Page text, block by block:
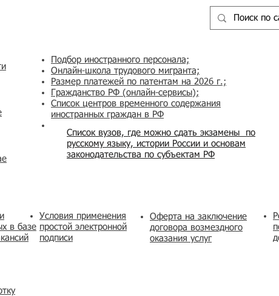
в базе
Список вузов, где можно сдать экзамены по
русскому языку, истории России и основам
законодательства по субъектам РФ
Подбор иностранного персонала;
Онлайн-школа трудового мигранта;
Размер платежей по патентам на 2026 г.;
Гражданство РФ (онлайн-сервисы);
Список центров временного содержания
иностранных граждан в РФ
Условия применения
простой электронной
подписи
​Оферта на заключение
договора возмездного
оказания услуг